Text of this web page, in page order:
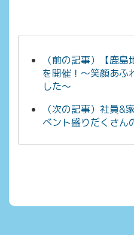
（前の記事）【鹿
を開催！～笑顔あふ
した～
（次の記事）社員&
ベント盛りだくさん